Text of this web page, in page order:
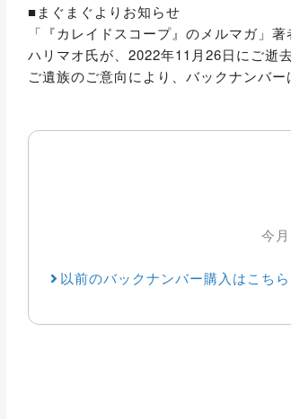
■まぐまぐよりお知らせ
「『カレイドスコープ』のメルマガ」
ハリマオ氏が、2022年11月26日にご逝
ご遺族のご意向により、バックナンバ
今
以前のバックナンバー購入はこちら